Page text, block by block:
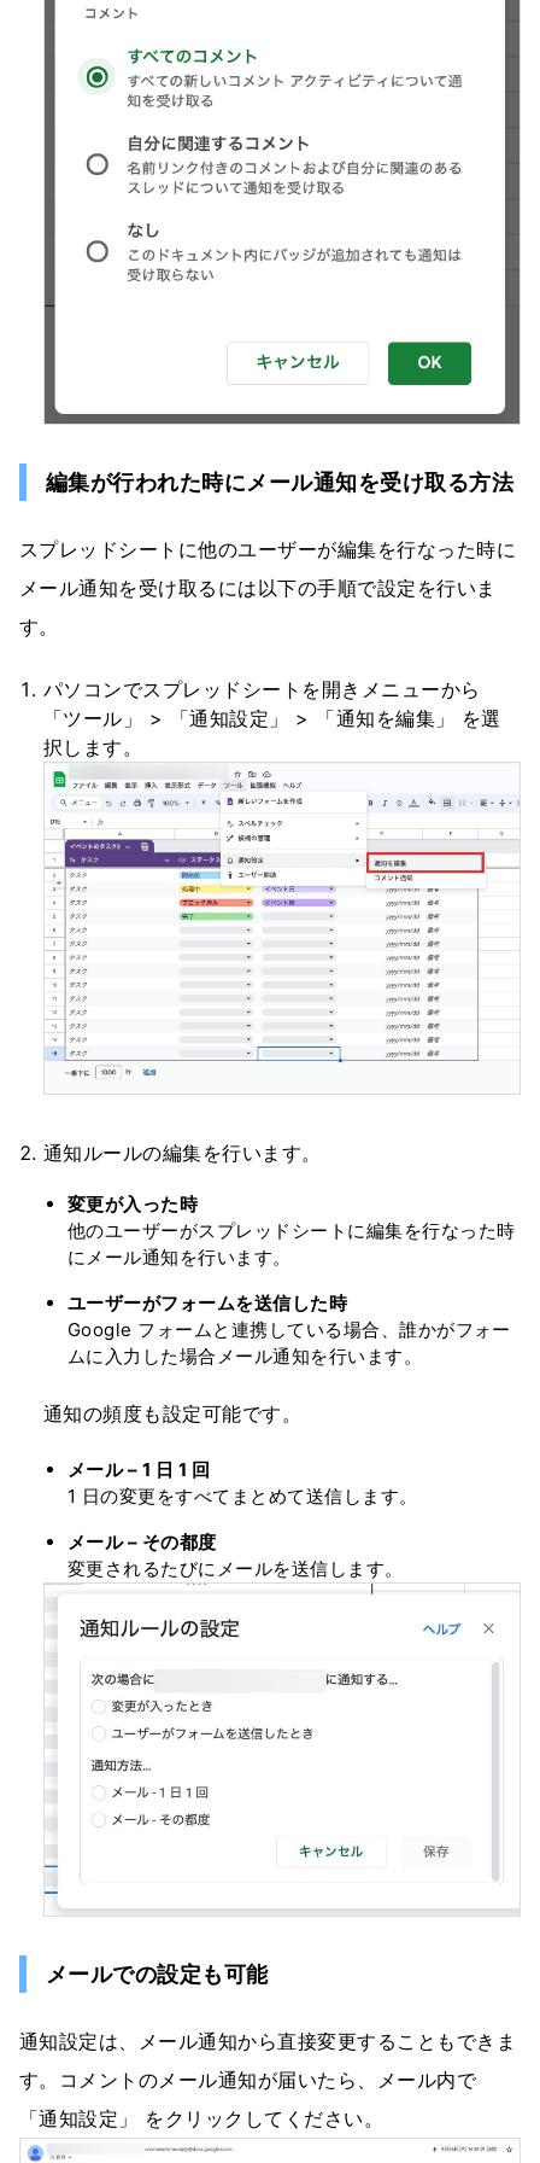
編集が行われた時にメール通知を受け取る方法
スプレッドシートに他のユーザーが編集を行なった時に
メール通知を受け取るには以下の手順で設定を行いま
す。
パソコンでスプレッドシートを開きメニューから
「ツール」 > 「通知設定」 > 「通知を編集」 を選
択します。
通知ルールの編集を行います。
変更が入った時
他のユーザーがスプレッドシートに編集を行なった時
にメール通知を行います。
ユーザーがフォームを送信した時
Google フォームと連携している場合、誰かがフォー
ムに入力した場合メール通知を行います。
通知の頻度も設定可能です。
メール – 1 日 1 回
1 日の変更をすべてまとめて送信します。
メール – その都度
変更されるたびにメールを送信します。
メールでの設定も可能
通知設定は、メール通知から直接変更することもできま
す。コメントのメール通知が届いたら、メール内で
「通知設定」 をクリックしてください。